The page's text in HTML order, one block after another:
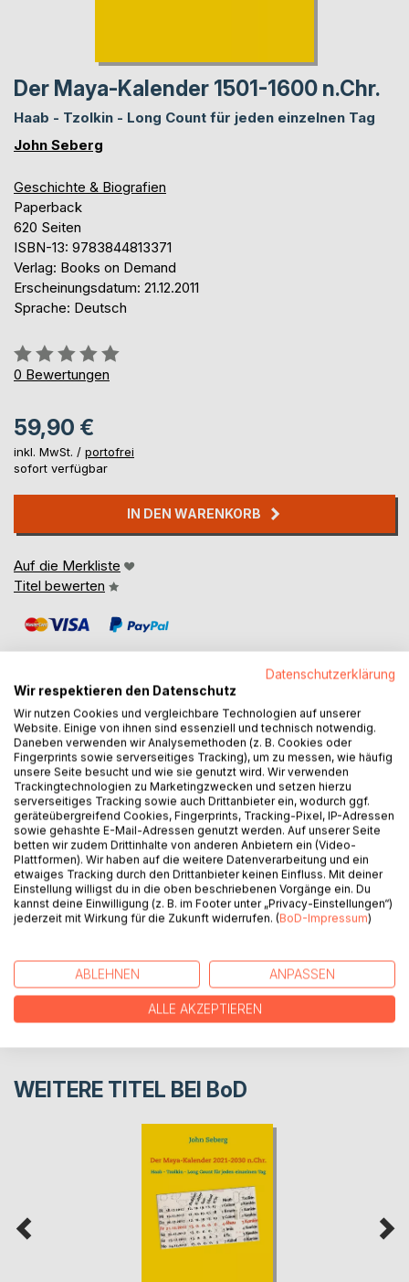
Der Maya-Kalender 1501-1600 n.Chr.
Haab - Tzolkin - Long Count für jeden einzelnen Tag
John Seberg
Geschichte & Biografien
Paperback
620 Seiten
ISBN-13: 9783844813371
Verlag: Books on Demand
Erscheinungsdatum: 21.12.2011
Sprache: Deutsch
Bewertung::
0%
0 Bewertungen
59,90 €
inkl. MwSt. / portofrei
sofort verfügbar
IN DEN WARENKORB
Auf die Merkliste
Titel bewerten
BESCHREIBUNG
Die erste Gesamtausgabe der drei Maya-Kalender -
Tzolkin + Haab + Long Count - für jeden einzelnen Tag
vom Beginn 3114 v.Chr. bis 2100 n.Chr.
AUTOR/IN
PRESSESTIMMEN
REZENSIONEN
WEITERE TITEL BEI BoD
Datenschutzerklärung
Wir respektieren den Datenschutz
Wir nutzen Cookies und vergleichbare Technologien auf unserer
Website. Einige von ihnen sind essenziell und technisch notwendig.
Daneben verwenden wir Analysemethoden (z. B. Cookies oder
Fingerprints sowie serverseitiges Tracking), um zu messen, wie häufig
unsere Seite besucht und wie sie genutzt wird. Wir verwenden
Trackingtechnologien zu Marketingzwecken und setzen hierzu
serverseitiges Tracking sowie auch Drittanbieter ein, wodurch ggf.
geräteübergreifend Cookies, Fingerprints, Tracking-Pixel, IP-Adressen
sowie gehashte E-Mail-Adressen genutzt werden. Auf unserer Seite
betten wir zudem Drittinhalte von anderen Anbietern ein (Video-
Plattformen). Wir haben auf die weitere Datenverarbeitung und ein
etwaiges Tracking durch den Drittanbieter keinen Einfluss. Mit deiner
Einstellung willigst du in die oben beschriebenen Vorgänge ein. Du
kannst deine Einwilligung (z. B. im Footer unter „Privacy-Einstellungen“)
jederzeit mit Wirkung für die Zukunft widerrufen. (BoD-Impressum)
ABLEHNEN ANPASSEN
ALLE AKZEPTIEREN